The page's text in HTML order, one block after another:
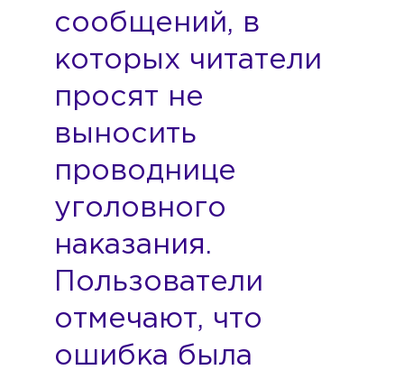
сообщений, в
которых читатели
просят не
выносить
проводнице
уголовного
наказания.
Пользователи
отмечают, что
ошибка была